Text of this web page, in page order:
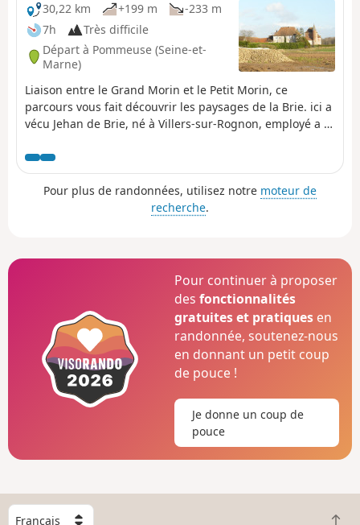
30,22 km
+199 m
-233 m
7h
Très difficile
Départ à Pommeuse (Seine-et-
Marne)
Liaison entre le Grand Morin et le Petit Morin, ce
parcours vous fait découvrir les paysages de la Brie. ici a
vécu Jehan de Brie, né à Villers-sur-Rognon, employé a la
traité sur les brebis pour le Roi Charles V.
Pour plus de randonnées, utilisez notre moteur de
recherche.
Pour continuer à proposer
desfonctionnalités
gratuites et pratiques en
randonnée, soutenez-nous
en donnant un petit coup
de pouce !
Je donne un coup de
pouce
C